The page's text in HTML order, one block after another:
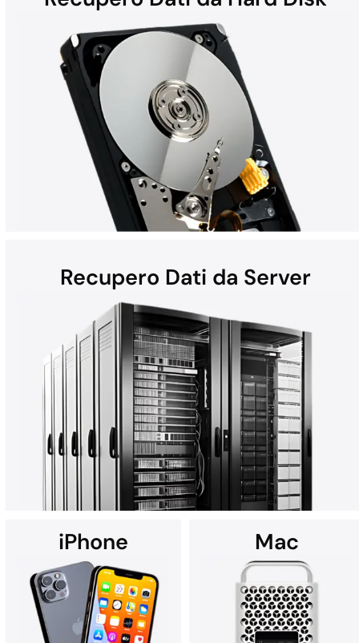
Gli hard disk (HDD) presenti in laptop, desktop, dispositivi
esterni e dischi a elio possono subire perdite di dati a causa di
guasti hardware, danni fisici, malware e altro. Che si tratti di un
Mac, un PC Windows o di un sistema RAID, tutti i recuperi HDD
vengono eseguiti nella Cleanroom all’avanguardia di DriveSavers.
Recupero Dati da Server
Con soluzioni personalizzate, DriveSavers è specializzata nel
recupero dati da server ad alta capacità, inclusi sistemi RAID,
NAS, SAN e configurazioni con più dischi.
iPhone Mac